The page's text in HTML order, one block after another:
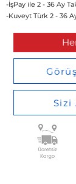
-İşPay ile 2 - 36 Ay
-Kuveyt Türk 2 - 36
Sizi